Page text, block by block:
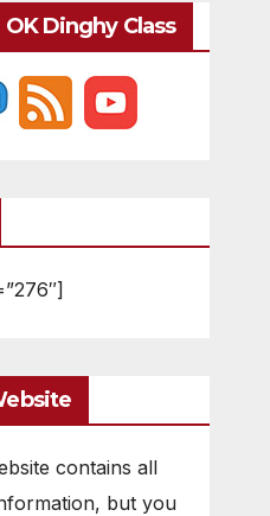
Dinghy Class
contains all
but you